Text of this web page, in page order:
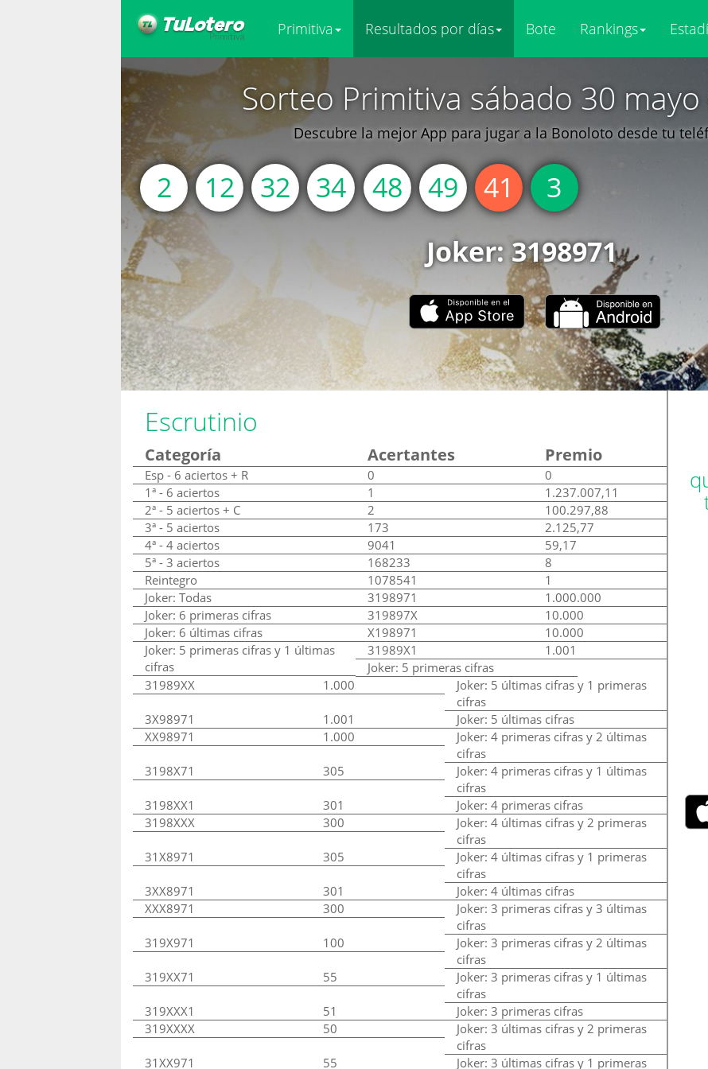
Primitiva Resultados por días Bote Rankings
Sorteo Primitiva sábado 30
Descubre la mejor App para jugar a la Bonoloto desde tu
2 12 32 34 48 49 41
3
Joker: 3198971
Escrutinio
Categoría Acertantes Premio
Esp - 6 aciertos + R 0
0
1ª - 6 aciertos
1
1.237.007,11
2ª - 5 aciertos + C
2
100.297,88
3ª - 5 aciertos
173
2.125,77
4ª - 4 aciertos
9041
59,17
5ª - 3 aciertos
168233
8
Reintegro
1078541
1
Joker: Todas
3198971
1.000.000
Joker: 6 primeras cifras
319897X
10.000
Joker: 6 últimas cifras
X198971
10.000
Joker: 5 primeras cifras y 1 últimas
cifras
31989X1
1.001
Joker: 5 primeras cifras
31989XX
1.000
Joker: 5 últimas cifras y 1 primeras
cifras
3X98971
1.001
Joker: 5 últimas cifras
XX98971
1.000
Joker: 4 primeras cifras y 2 últimas
cifras
3198X71
305
Joker: 4 primeras cifras y 1 últimas
cifras
3198XX1
301
Joker: 4 primeras cifras
3198XXX
300
Joker: 4 últimas cifras y 2 primeras
cifras
31X8971
305
Joker: 4 últimas cifras y 1 primeras
cifras
3XX8971
301
Joker: 4 últimas cifras
XXX8971
300
Joker: 3 primeras cifras y 3 últimas
cifras
319X971
100
Joker: 3 primeras cifras y 2 últimas
cifras
319XX71
55
Joker: 3 primeras cifras y 1 últimas
cifras
319XXX1
51
Joker: 3 primeras cifras
319XXXX
50
Joker: 3 últimas cifras y 2 primeras
cifras
31XX971
55 Joker: 3 últimas cifras y 1 primeras